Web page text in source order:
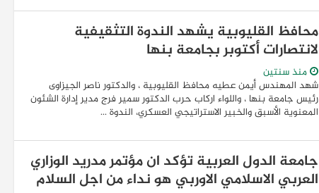
محافظ القليوبية يشهد الندوة التثقيفية
لانتصارات أكتوبر بجامعة بنها
منذ سنتين
شهد المهندس أيمن عطيه محافظ القليوبية ، والدكتور ناصر الجيزاوى
رئيس جامعة بنها ، واللواء اركاب حرب الدكتور سمير فرج مدير إدارة الشئون
المعنوية الأسبق والخبير الاستراتيجي العسكري، الندوة ...
جامعة الدول العربية تؤكد ان مؤتمر مدريد الوزاري
العربي الاسلامي الاوربي هو نداء من اجل السلام